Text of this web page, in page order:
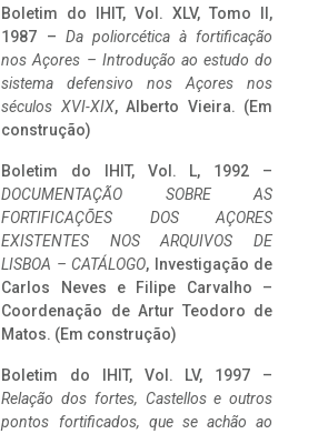
Boletim do IHIT, Vol. XLV, Tomo II,
1987 – Da poliorcética à fortificação
nos Açores – Introdução ao estudo do
sistema defensivo nos Açores nos
séculos XVI-XIX, Alberto Vieira. (Em
construção)
Boletim do IHIT, Vol. L, 1992 –
DOCUMENTAÇÃO SOBRE AS
FORTIFICAÇÕES DOS AÇORES
EXISTENTES NOS ARQUIVOS DE
LISBOA – CATÁLOGO, Investigação de
Carlos Neves e Filipe Carvalho –
Coordenação de Artur Teodoro de
Matos. (Em construção)
Boletim do IHIT, Vol. LV, 1997 –
Relação dos fortes, Castellos e outros
pontos fortificados, que se achão ao